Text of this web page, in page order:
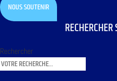
NOUS SOUTENIR
Rechercher